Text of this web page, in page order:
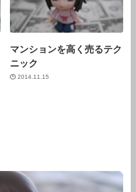
マンションを高く売るテク
ニック
2014.11.15